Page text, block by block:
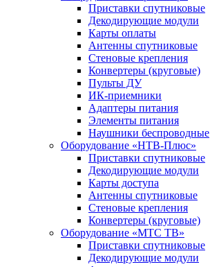
Приставки спутниковые
Декодирующие модули
Карты оплаты
Антенны спутниковые
Стеновые крепления
Конвертеры (круговые)
Пульты ДУ
ИК-приемники
Адаптеры питания
Элементы питания
Наушники беспроводные
Оборудование «НТВ-Плюс»
Приставки спутниковые
Декодирующие модули
Карты доступа
Антенны спутниковые
Стеновые крепления
Конвертеры (круговые)
Оборудование «МТС ТВ»
Приставки спутниковые
Декодирующие модули